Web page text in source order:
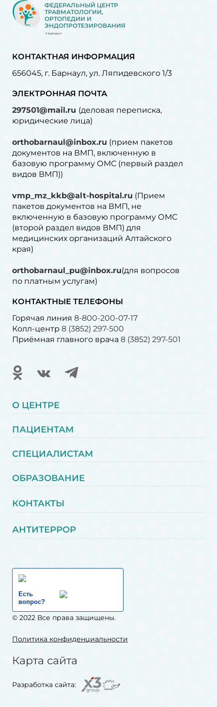
ФЕДЕРАЛЬНЫЙ ЦЕНТР
ТРАВМАТОЛОГИИ,
ОРТОПЕДИИ И
ЭНДОПРОТЕЗИРОВАНИЯ
БАРНАУЛ
КОНТАКТНАЯ ИНФОРМАЦИЯ
656045, г. Барнаул, ул. Ляпидевского 1/3
ЭЛЕКТРОННАЯ ПОЧТА
297501@mail.ru (деловая переписка,
юридические лица)
orthobarnaul@inbox.ru (прием пакетов
документов на ВМП, включенную в
базовую программу ОМС (первый раздел
видов ВМП))
vmp_mz_kkb@alt-hospital.ru (Прием
пакетов документов на ВМП, не
включенную в базовую программу ОМС
(второй раздел видов ВМП) для
медицинских организаций Алтайского
края)
orthobarnaul_pu@inbox.ru(для вопросов
по платным услугам)⁠
КОНТАКТНЫЕ ТЕЛЕФОНЫ
Горячая линия 8-800-200-07-17
Колл-центр 8 (3852) 297-500
Приёмная главного врача 8 (3852) 297-501
О ЦЕНТРЕ
ПАЦИЕНТАМ
СПЕЦИАЛИСТАМ
ОБРАЗОВАНИЕ
КОНТАКТЫ
АНТИТЕРРОР
Есть
вопрос?
© 2022 Все права защищены.
Политика конфиденциальности
Карта сайта
Разработка сайта: